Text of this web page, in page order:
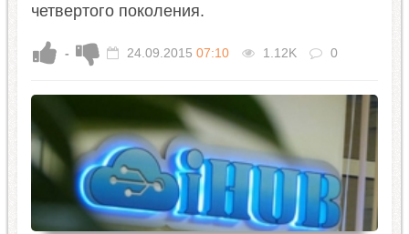
четвертого поколения.
- 24.09.2015 07:10 1.12K 0